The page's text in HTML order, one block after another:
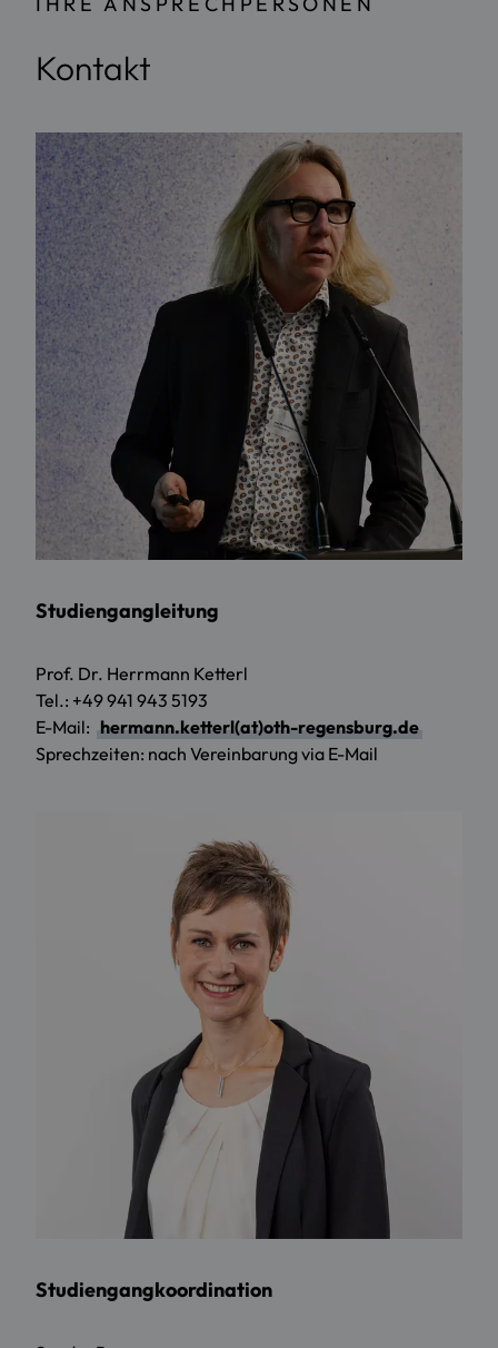
Kontakt
Studiengangleitung
Prof. Dr. Herrmann Ketterl
Tel.: +49 941 943 5193
E-Mail: hermann.ketterl(at)oth-regensburg.de
Sprechzeiten: nach Vereinbarung via E-Mail
Studiengangkoordination